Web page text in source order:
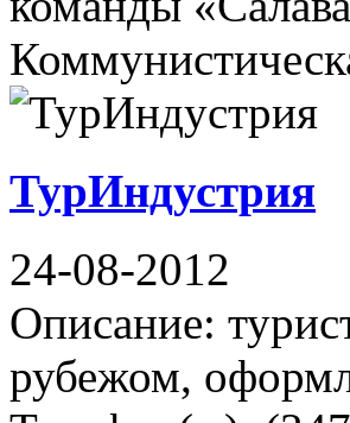
ТурИндустрия
24-08-2012
Описание:
рубежом,